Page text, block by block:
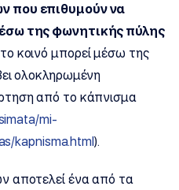
που επιθυμούν να
της φωνητικής πύλης
κοινό μπορεί μέσω της
ολοκληρωμένη
από το κάπνισμα
mi-
kapnisma.html).
αποτελεί ένα από τα